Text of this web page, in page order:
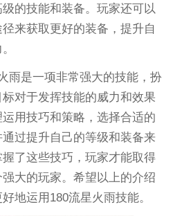
的技能和装备。玩家还可以
来获取更好的装备，提升自
雨是一项非常强大的技能，扮
对于发挥技能的威力和效果
用技巧和策略，选择合适的
过提升自己的等级和装备来
了这些技巧，玩家才能取得
大的玩家。希望以上的介绍
地运用180流星火雨技能。